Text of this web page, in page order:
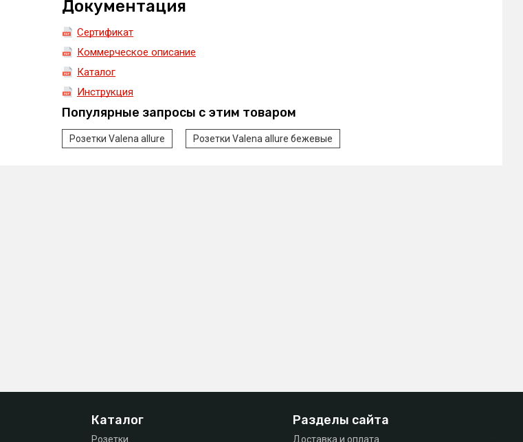
Документация
Сертификат
Коммерческое описание
Каталог
Инструкция
Популярные запросы с этим товаром
Розетки Valena allure Розетки Valena allure бежевые
Каталог
Розетки
Разделы сайта
Доставка и оплата